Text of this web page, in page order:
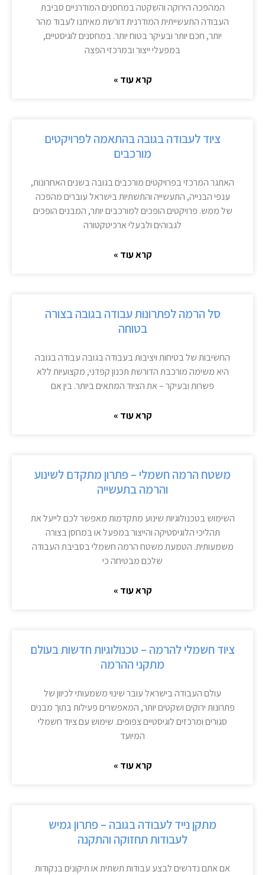
המהפכה הירוקה והשקטה במחסנים המודרניים סביבת
העבודה התעשייתית המודרנית דורשת מאיתנו לעבוד מהר
יותר, חכם יותר ובעיקר בטוח יותר. במחסנים לוגיסטיים,
במפעלי ייצור ובמרכזי הפצה
קרא עוד »
ציוד לעבודה בגובה בהתאמה לפרויקטים
מורכבים
האתגר המרכזי בפרויקטים מורכבים בגובה בשנים האחרונות,
ענפי הבנייה, התעשייה והתשתיות בישראל עוברים מהפכה
של ממש. פרויקטים הופכים למורכבים יותר, המבנים הופכים
לגבוהים ולבעלי ארכיטקטורה
קרא עוד »
סל הרמה לפתרונות עבודה בגובה בצורה
בטוחה
החשיבות של בטיחות ויציבות בעבודה בגובה עבודה בגובה
היא משימה מורכבת הדורשת תכנון קפדני, מקצועיות ללא
פשרות ובעיקר – את הציוד המתאים ביותר. בין אם
קרא עוד »
משטח הרמה חשמלי – פתרון מתקדם לשינוע
והרמה בתעשייה
השימוש בטכנולוגיות שינוע מתקדמות מאפשר לכם לייעל את
תהליכי הלוגיסטיקה והייצור במפעל או במחסן בצורה
משמעותית. הטמעת משטח הרמה חשמלי בסביבת העבודה
שלכם מבטיחה כי
קרא עוד »
ציוד חשמלי להרמה – טכנולוגיות חדשות בעולם
מתקני ההרמה
עולם העבודה בישראל עובר שינוי משמעותי לכיוון של
פתרונות ירוקים ושקטים יותר, המאפשרים פעילות בתוך מבנים
סגורים ומרכזים לוגיסטיים צפופים. שימוש עם ציוד חשמלי
המיועד
קרא עוד »
מתקן נייד לעבודה בגובה – פתרון גמיש
לעבודות תחזוקה והתקנה
אם אתם נדרשים לבצע עבודות תשתית או תיקונים בנקודות